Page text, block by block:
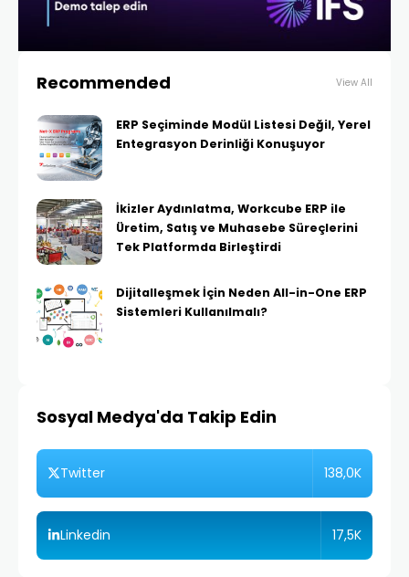
Recommended View All
ERP Seçiminde Modül Listesi Değil, Yerel
Entegrasyon Derinliği Konuşuyor
İkizler Aydınlatma, Workcube ERP ile
Üretim, Satış ve Muhasebe Süreçlerini
Tek Platformda Birleştirdi
Dijitalleşmek İçin Neden All-in-One ERP
Sistemleri Kullanılmalı?
Sosyal Medya'da Takip Edin
Twitter 138,0K
Linkedin 17,5K